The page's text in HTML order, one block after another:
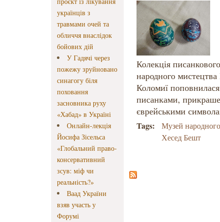
українців з
травмами очей та
обличчя внаслідок
бойових дій
У Гадячі через
пожежу зруйновано
синагогу біля
поховання
засновника руху
«Хабад» в Україні
Онлайн-лекція
Йосифа Зісельса
«Глобальний право-
консервативний
зсув: міф чи
реальність?»
Ваад України
взяв участь у
Форумі
Колекція
народного
Коломиї
писанками,
єврейськими
Tags:
Музей
Хесед Бешт